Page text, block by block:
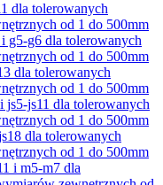
dla tolerowanych
od 1 do 500mm
g5-g6 dla tolerowanych
od 1 do 500mm
dla tolerowanych
od 1 do 500mm
js5-js11 dla tolerowanych
od 1 do 500mm
dla tolerowanych
od 1 do 500mm
i m5-m7 dla